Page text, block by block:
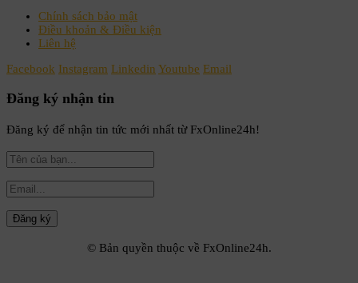
Chính sách bảo mật
Điều khoản & Điều kiện
Liên hệ
Facebook Instagram Linkedin Youtube Email
Đăng ký nhận tin
Đăng ký để nhận tin tức mới nhất từ FxOnline24h!
© Bản quyền thuộc về FxOnline24h.